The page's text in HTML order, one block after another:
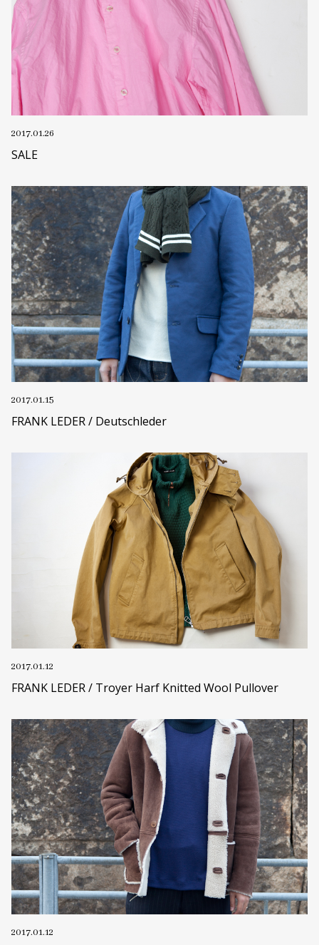
2017.01.26
SALE
2017.01.15
FRANK LEDER / Deutschleder
2017.01.12
FRANK LEDER / Troyer Harf Knitted Wool Pullover
2017.01.12